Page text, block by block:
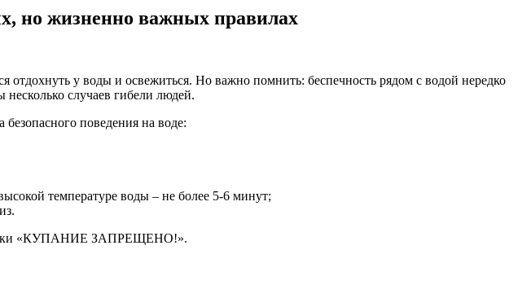
но жизненно важных правилах
у воды и освежиться. Но важно помнить: беспечность рядом с водой нередко
случаев гибели людей.
поведения на воде:
температуре воды – не более 5-6 минут;
«КУПАНИЕ ЗАПРЕЩЕНО!».